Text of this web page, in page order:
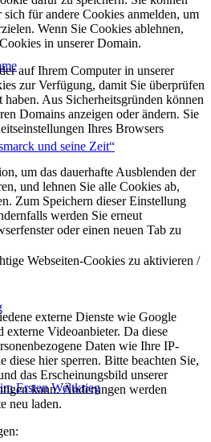
und seine Zeit“
Ersten Weltkrieg
für andere Cookies anmelden, um
Wenn Sie Cookies ablehnen,
in unserer Domain.
auf Ihrem Computer in unserer
zur Verfügung, damit Sie überprüfen
Aus Sicherheitsgründen können
Domains anzeigen oder ändern. Sie
Ihres Browsers
um das dauerhafte Ausblenden der
und lehnen Sie alle Cookies ab,
Zum Speichern dieser Einstellung
werden Sie erneut
oder einen neuen Tab zu
Webseiten-Cookies zu aktivieren /
externe Dienste wie Google
Videoanbieter. Da diese
Daten wie Ihre IP-
diese hier sperren. Bitte beachten Sie,
das Erscheinungsbild unserer
kann. Änderungen werden
neu laden.